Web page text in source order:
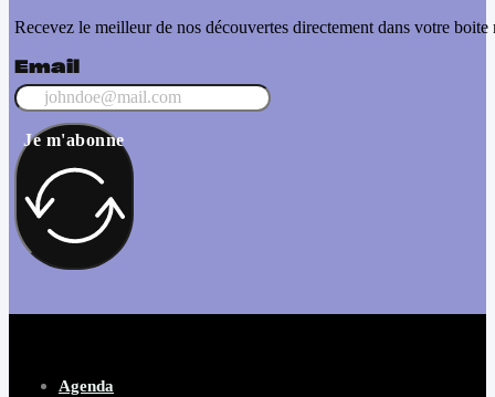
Recevez le meilleur de nos découvertes directement dans votre boite
Email
Je m'abonne
Agenda